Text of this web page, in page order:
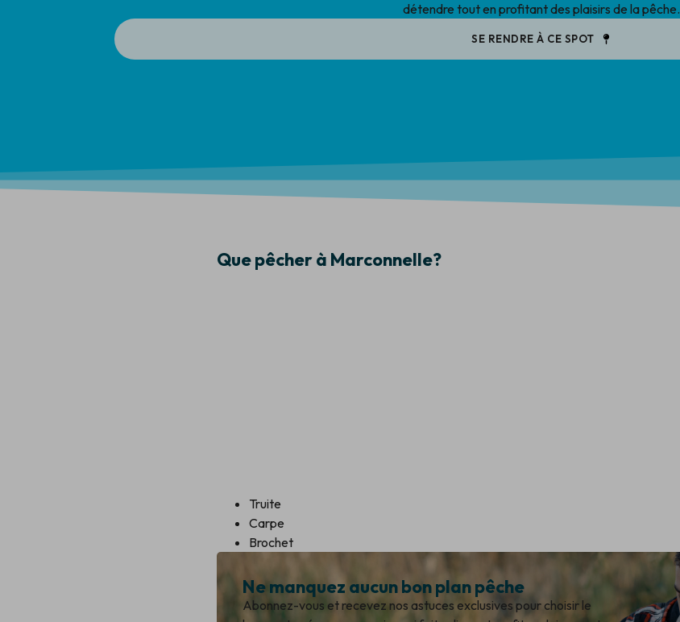
détendre tout en profitant des plaisirs de la pêche.
SE RENDRE À CE SPOT
Que pêcher à Marconnelle?
Truite
Carpe
Brochet
Ne manquez aucun bon plan pêche
Abonnez-vous et recevez nos astuces exclusives pour choisir le